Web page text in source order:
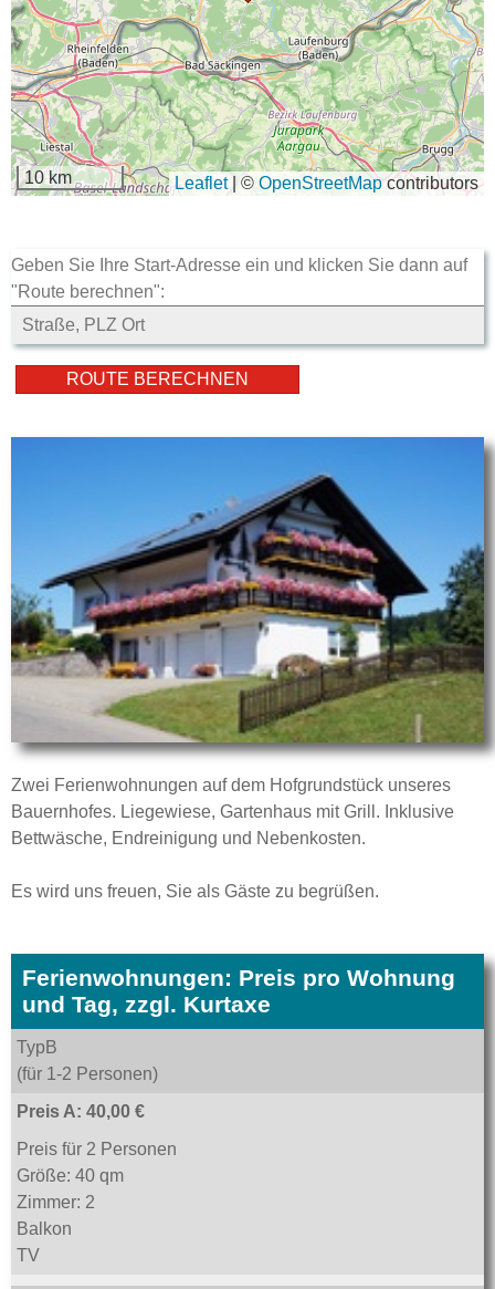
10 km Leaflet © OpenStreetMapcontributors
Geben Sie Ihre Start-Adresse ein und klicken Sie dann auf
"Route berechnen":
Zwei Ferienwohnungen auf dem Hofgrundstück unseres
Bauernhofes. Liegewiese, Gartenhaus mit Grill. Inklusive
Bettwäsche, Endreinigung und Nebenkosten.
Es wird uns freuen, Sie als Gäste zu begrüßen.
Ferienwohnungen: Preis pro Wohnung
und Tag, zzgl. Kurtaxe
TypB
(für 1-2 Personen)
Preis A: 40,00 €
Preis für 2 Personen
Größe: 40 qm
Zimmer: 2
Balkon
TV